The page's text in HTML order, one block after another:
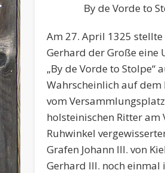
By de Vorde to
Am 27. April 1325 stellte
Gerhard der Große eine
„By de Vorde to Stolpe“
Wahrscheinlich auf dem
vom
holsteinischen Ritter am
Ruhwinkel
Grafen Johann III. von
Gerhard III. noch einmal